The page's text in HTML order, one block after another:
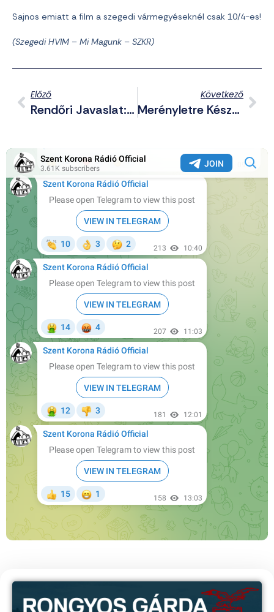
Sajnos emiatt a film a szegedi vármegyéseknél csak 10/4-es!
(Szegedi HVIM – Mi Magunk – SZKR)
Előző
Rendőri Javaslat: Szerezzenek Fegyvert
Következő
Merényletre Készülhet Az Iszlám Állam Svédországban